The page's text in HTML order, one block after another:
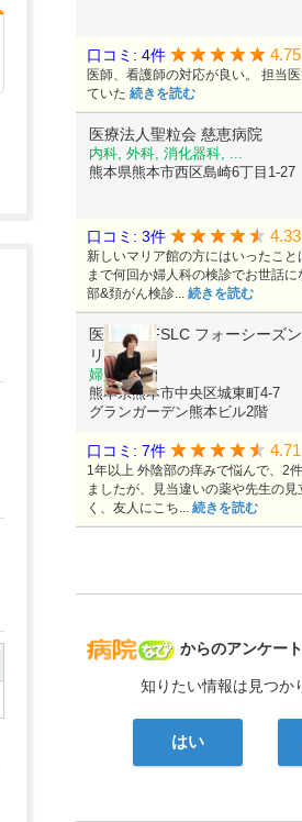
病院なび
からのアンケー
知りたい情報は見つか
はい
口コミ: 4件 4.75
医師、看護師の対応が良い。 担当
ていた 続きを読む
医療法人聖粒会 慈恵病院
内科, 外科, 消化器科, ...
熊本県熊本市西区島崎6丁目1-27
口コミ: 3件 4.33
新しいマリア館の方にはいったこ
まで何回か婦人科の検診でお世話
部&頚がん検診... 続きを読む
医療法人FSLC フォーシーズ
リニック
婦人科
熊本県熊本市中央区城東町4-7
グランガーデン熊本ビル2階
口コミ: 7件 4.71
1年以上 外陰部の痒みで悩んで、2
ましたが、見当違いの薬や先生の
く、友人にこち... 続きを読む